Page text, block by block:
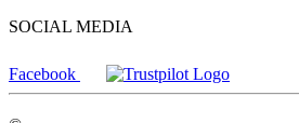
SOCIAL MEDIA
Facebook